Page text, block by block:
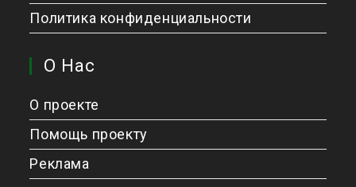
Политика конфиденциальности
О Нас
О проекте
Помощь проекту
Реклама